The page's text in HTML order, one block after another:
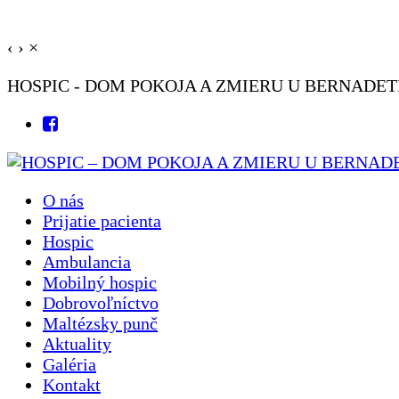
‹ › ×
HOSPIC - DOM POKOJA A ZMIERU U
O nás
Prijatie pacienta
Hospic
Ambulancia
Mobilný hospic
Dobrovoľníctvo
Maltézsky punč
Aktuality
Galéria
Kontakt